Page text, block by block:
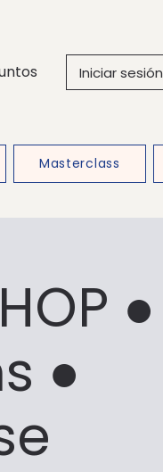
Iniciar sesión
Masterclass
●
●